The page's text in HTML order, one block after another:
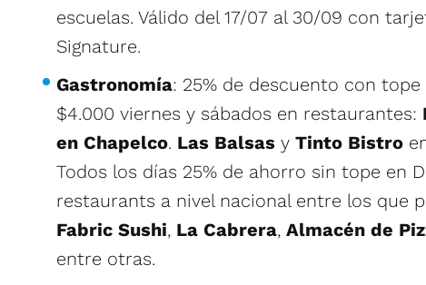
escuelas. Válido del 17/07 al 30/09 con
Signature.
Gastronomía: 25% de descuento con
$4.000 viernes y sábados en restaurantes:
en Chapelco. Las Balsas y Tinto Bistro
Todos los días 25% de ahorro sin tope en
restaurants a nivel nacional entre los que
Fabric Sushi, La Cabrera, Almacén de
entre otras.